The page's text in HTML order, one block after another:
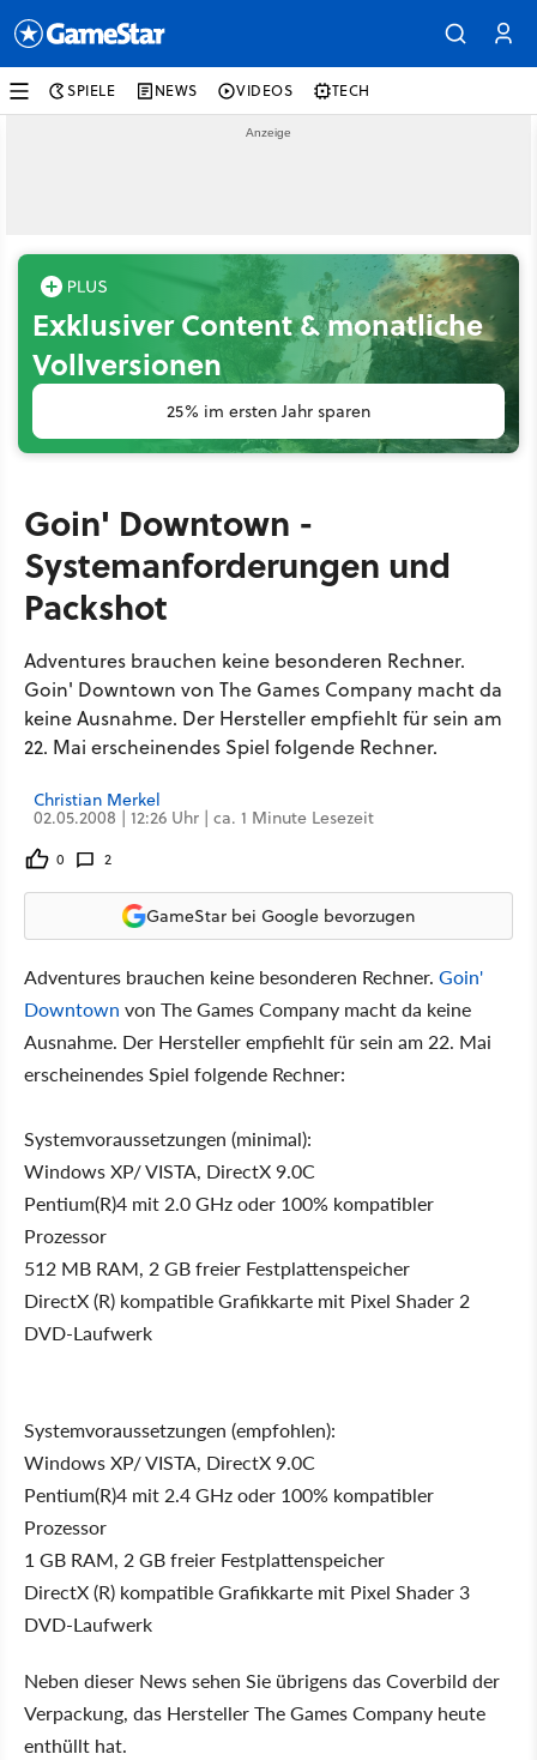
SPIELE NEWS VIDEOS TECH
Exklusiver Content & monatliche
Vollversionen
25% im ersten Jahr sparen
Goin' Downtown -
Systemanforderungen und
Packshot
Adventures brauchen keine besonderen Rechner.
Goin' Downtown von The Games Company macht da
keine Ausnahme. Der Hersteller empfiehlt für sein am
22. Mai erscheinendes Spiel folgende Rechner.
Christian Merkel
02.05.2008 | 12:26 Uhr | ca. 1 Minute Lesezeit
0 2
GameStar bei Google bevorzugen
Adventures brauchen keine besonderen Rechner. Goin'
Downtown von The Games Company macht da keine
Ausnahme. Der Hersteller empfiehlt für sein am 22. Mai
erscheinendes Spiel folgende Rechner:
Systemvoraussetzungen (minimal):
Windows XP/ VISTA, DirectX 9.0C
Pentium(R)4 mit 2.0 GHz oder 100% kompatibler
Prozessor
512 MB RAM, 2 GB freier Festplattenspeicher
DirectX (R) kompatible Grafikkarte mit Pixel Shader 2
DVD-Laufwerk
Systemvoraussetzungen (empfohlen):
Windows XP/ VISTA, DirectX 9.0C
Pentium(R)4 mit 2.4 GHz oder 100% kompatibler
Prozessor
1 GB RAM, 2 GB freier Festplattenspeicher
DirectX (R) kompatible Grafikkarte mit Pixel Shader 3
DVD-Laufwerk
Neben dieser News sehen Sie übrigens das Coverbild der
Verpackung, das Hersteller The Games Company heute
enthüllt hat.